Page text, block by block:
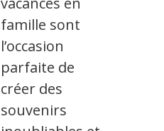
famille sont
l’occasion
parfaite de
créer des
souvenirs